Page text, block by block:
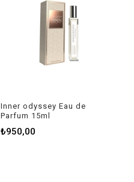
Inner odyssey Eau de
Parfum 15ml
₺950,00